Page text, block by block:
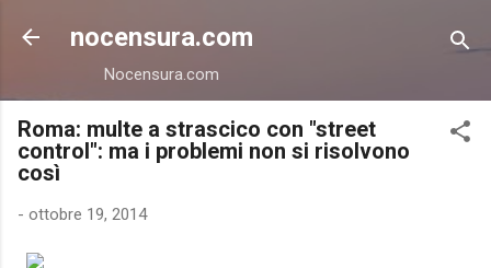
Passa ai contenuti principali
nocensura.com
Nocensura.com
Roma: multe a strascico con "street
control": ma i problemi non si risolvono
così
- ottobre 19, 2014